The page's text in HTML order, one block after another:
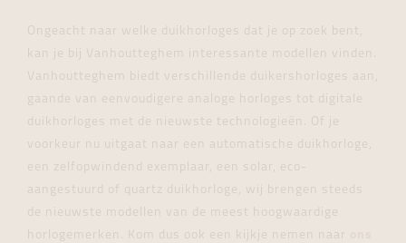
Ongeacht naar welke duikhorloges dat je op zoek bent,
kan je bij Vanhoutteghem interessante modellen vinden.
Vanhoutteghem biedt verschillende duikershorloges aan,
gaande van eenvoudigere analoge horloges tot digitale
duikhorloges met de nieuwste technologieën. Of je
voorkeur nu uitgaat naar een automatische duikhorloge,
een zelfopwindend exemplaar, een solar, eco-
aangestuurd of quartz duikhorloge, wij brengen steeds
de nieuwste modellen van de meest hoogwaardige
horlogemerken. Kom dus ook een kijkje nemen naar